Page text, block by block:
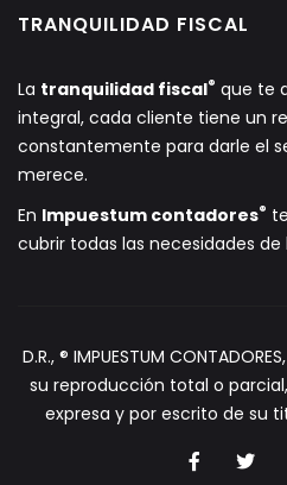
TRANQUILIDAD FISCAL
La tranquilidad fiscal® que te
integral, cada cliente tiene un
constantemente para darle el
merece.
En Impuestum contadores®
cubrir todas las necesidades
D.R., ® IMPUESTUM
su reproducción total o
expresa y por escrito de su